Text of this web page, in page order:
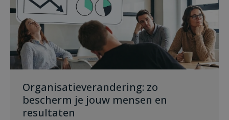
Organisatieverandering: zo
bescherm je jouw mensen en
resultaten